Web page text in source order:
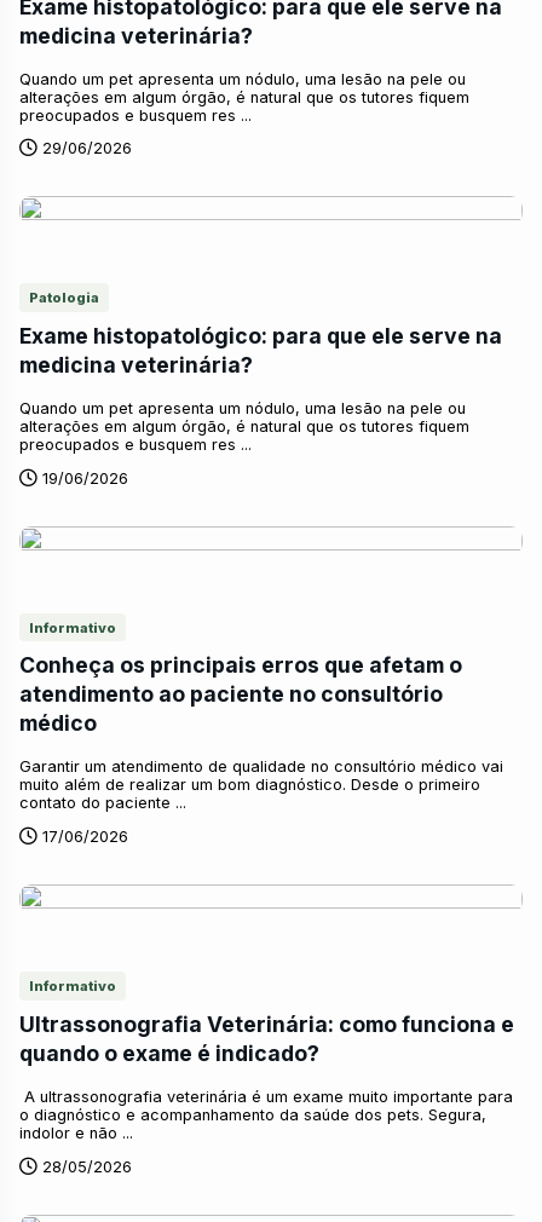
Exame histopatológico: para que ele serve na
medicina veterinária?
Quando um pet apresenta um nódulo, uma lesão na pele ou
alterações em algum órgão, é natural que os tutores fiquem
preocupados e busquem res ...
29/06/2026
Patologia
Exame histopatológico: para que ele serve na
medicina veterinária?
Quando um pet apresenta um nódulo, uma lesão na pele ou
alterações em algum órgão, é natural que os tutores fiquem
preocupados e busquem res ...
19/06/2026
Informativo
Conheça os principais erros que afetam o
atendimento ao paciente no consultório
médico
Garantir um atendimento de qualidade no consultório médico vai
muito além de realizar um bom diagnóstico. Desde o primeiro
contato do paciente ...
17/06/2026
Informativo
Ultrassonografia Veterinária: como funciona e
quando o exame é indicado?
A ultrassonografia veterinária é um exame muito importante para
o diagnóstico e acompanhamento da saúde dos pets. Segura,
indolor e não ...
28/05/2026